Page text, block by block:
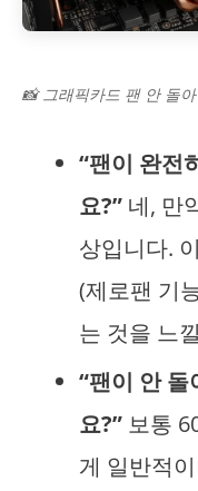
📸 그래픽카드 팬 안 돌
“팬이 완전
요?” 네, 만
상입니다.
(제로팬 기
는 것을 느
“팬이 안
요?” 보통
게 일반적